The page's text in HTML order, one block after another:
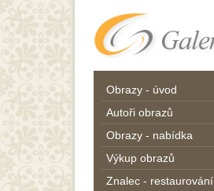
Obrazy - úvod
Autoři obrazů
Obrazy - nabídka
Výkup obrazů
Znalec - restaurování